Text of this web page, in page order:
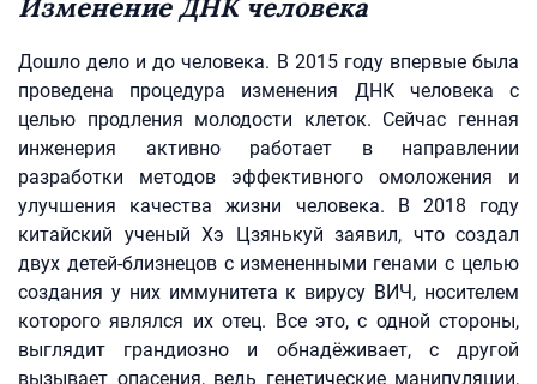
Изменение ДНК человека
Дошло дело и до человека. В 2015 году впервые была
проведена процедура изменения ДНК человека с
целью продления молодости клеток. Сейчас генная
инженерия активно работает в направлении
разработки методов эффективного омоложения и
улучшения качества жизни человека. В 2018 году
китайский ученый Хэ Цзянькуй заявил, что создал
двух детей-близнецов с измененными генами с целью
создания у них иммунитета к вирусу ВИЧ, носителем
которого являлся их отец. Все это, с одной стороны,
выглядит грандиозно и обнадёживает, с другой
вызывает опасения, ведь генетические манипуляции,